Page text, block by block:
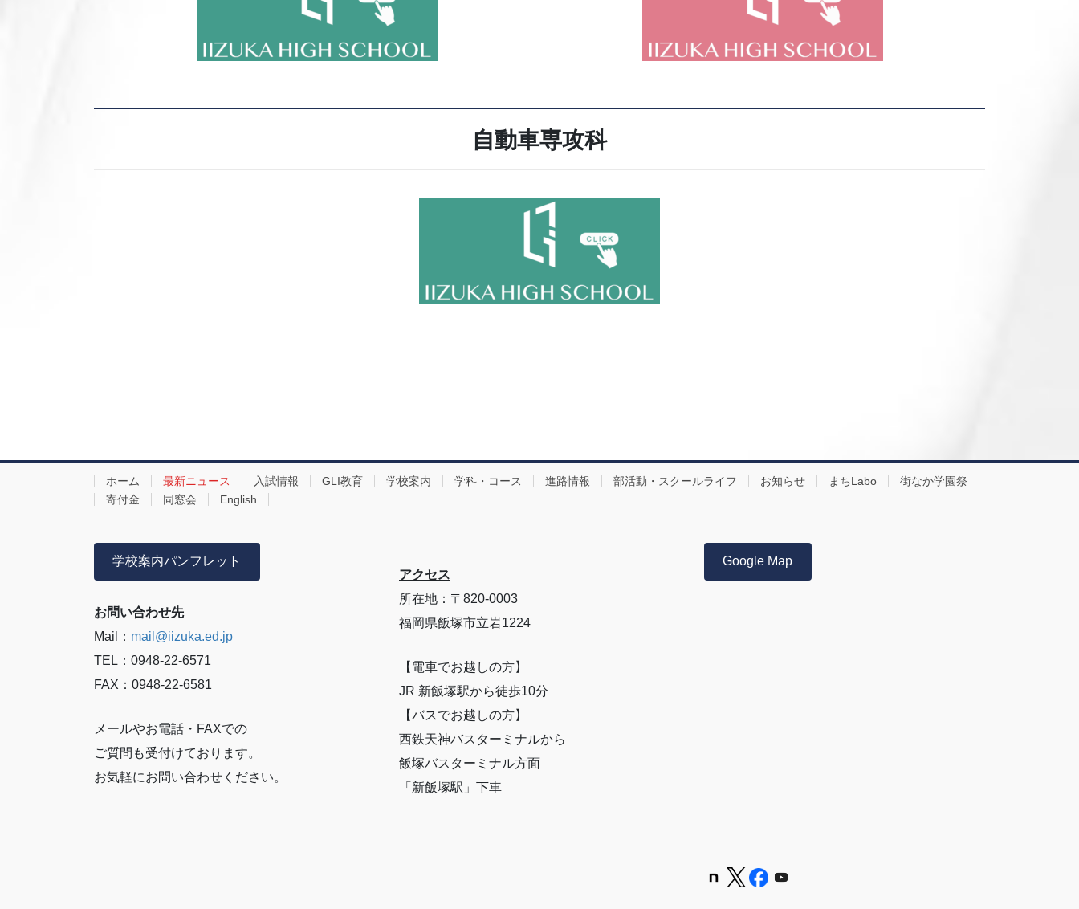
自動車専攻科
ホーム 最新ニュース 入試情報 GLI教育 学校案内 学科・コース 進路情報 部活動・スクールライフ お知らせ まちLabo
街なか学園祭
寄付金
同窓会 English
学校案内パンフレット
お問い合わせ先
Mail： mail@iizuka.ed.jp
TEL：0948-22-6571
FAX：0948-22-6581
メールやお電話・FAXでの
ご質問も受付けております。
お気軽にお問い合わせください。
アクセス
所在地：〒820-0003
福岡県飯塚市立岩1224
【電車でお越しの方】
JR 新飯塚駅から徒歩10分
【バスでお越しの方】
西鉄天神バスターミナルから
飯塚バスターミナル方面
「新飯塚駅」下車
Google Map